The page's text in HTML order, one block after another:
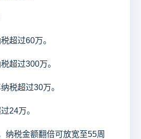
超过60万。
超过300万。
税超过30万。
24万。
纳税金额翻倍可放宽至55周